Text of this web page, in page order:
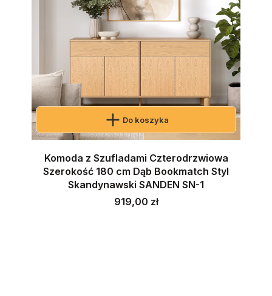
Do koszyka
Komoda z Szufladami Czterodrzwiowa
Szerokość 180 cm Dąb Bookmatch Styl
Skandynawski SANDEN SN-1
Cena
919,00 zł